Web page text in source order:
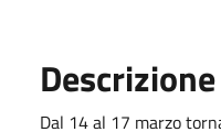
Descrizione
Dal 14 al 17 marzo